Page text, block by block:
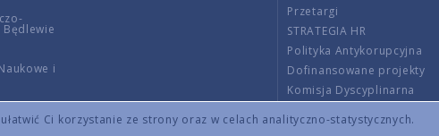
Ci korzystanie ze strony oraz w celach analityczno-statystycznych.
Będlewie
i
Przetargi
STRATEGIA HR
Polityka Antykorupcyjna
Dofinansowane projekty
Komisja Dyscyplinarna
Wnoszenie opłat